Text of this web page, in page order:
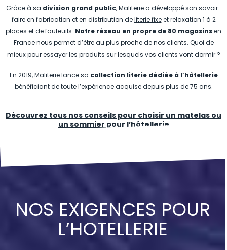
Grâce à sa division grand public, Maliterie a développé son savoir-
faire en fabrication et en distribution deliterie fixeet relaxation 1 à 2
places et de fauteuils. Notre réseau en propre de 80 magasinsen
France nous permet d’être au plus proche de nos clients. Quoi de
mieux pour essayer les produits sur lesquels vos clients vont dormir ?
En 2019, Maliterie lance sa collection literie dédiée à l’hôtellerie
bénéficiant de toute l’expérience acquise depuis plus de 75 ans.
Découvrez tous nos conseils pour choisir un matelas ou
un sommier pour l’hôtellerie
NOS EXIGENCES POUR
L’HOTELLERIE